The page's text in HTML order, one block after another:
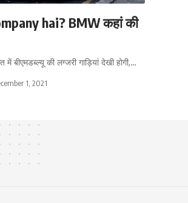
hai? BMW कहां की
बीएमडब्ल्यू की लग्जरी गाड़ियां देखी होगी,…
1, 2021